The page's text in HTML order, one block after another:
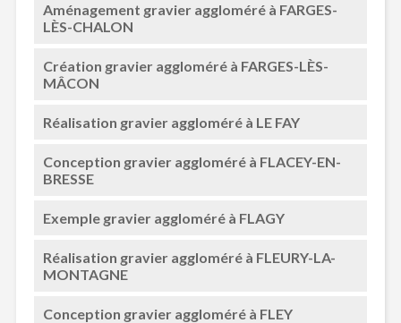
Aménagement gravier aggloméré à FARGES-
LÈS-CHALON
Création gravier aggloméré à FARGES-LÈS-
MÂCON
Réalisation gravier aggloméré à LE FAY
Conception gravier aggloméré à FLACEY-EN-
BRESSE
Exemple gravier aggloméré à FLAGY
Réalisation gravier aggloméré à FLEURY-LA-
MONTAGNE
Conception gravier aggloméré à FLEY